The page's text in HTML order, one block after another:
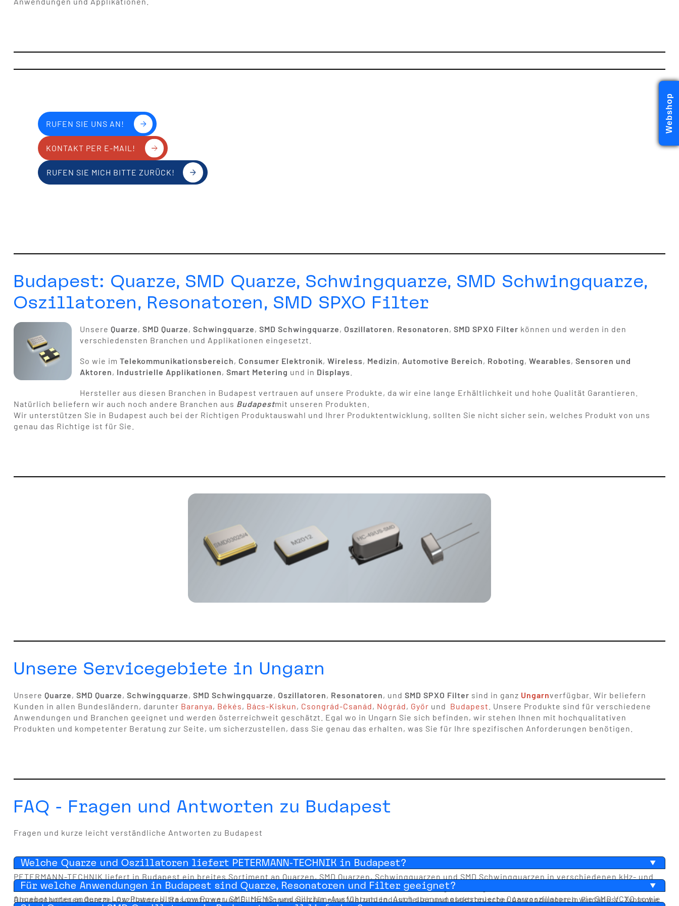
RUFEN SIE UNS AN!
KONTAKT PER E-MAIL!
RUFEN SIE MICH BITTE ZURÜCK!
Budapest: Quarze, SMD Quarze, Schwingquarze, SMD Schwingquarze,
Oszillatoren, Resonatoren, SMD SPXO Filter
UnsereQuarze,SMD Quarze,Schwingquarze,SMD Schwingquarze, Oszillatoren, Resonatoren,SMD SPXO Filter können und werden in den
verschiedensten Branchen und Applikationen eingesetzt.
So wie imTelekommunikationsbereich, Consumer Elektronik,Wireless, Medizin, Automotive Bereich, Roboting,Wearables,Sensoren und
Aktoren, Industrielle Applikationen,Smart Metering und in Displays
Hersteller aus diesen Branchen in Budapest vertrauen auf unsere Produkte, da wir eine lange Erhältlichkeit und hohe Qualität Garantieren.
Natürlich beliefern wir auch noch andere Branchen aus Budapestmit unseren Produkten.
Wir unterstützen Sie in Budapest auch bei der Richtigen Produktauswahl und Ihrer Produktentwicklung, sollten Sie nicht sicher sein, welches Produkt von uns
genau das Richtige ist für Sie.
Unsere Servicegebiete in Ungarn
Unsere Quarze, SMD Quarze, Schwingquarze, SMD Schwingquarze, Oszillatoren, Resonatoren, und SMD SPXO Filter sind in ganz Ungarnverfügbar. Wir beliefern
Kunden in allen Bundesländern, darunter Baranya, Békés, Bács-Kiskun, Csongrád-Csanád, Nógrád, Győr und Budapest . Unsere Produkte sind für verschiedene
Anwendungen und Branchen geeignet und werden österreichweit geschätzt. Egal wo in Ungarn Sie sich befinden, wir stehen Ihnen mit hochqualitativen
Produkten und kompetenter Beratung zur Seite, um sicherzustellen, dass Sie genau das erhalten, was Sie für Ihre spezifischen Anforderungen benötigen.
FAQ - Fragen und Antworten zu Budapest
Fragen und kurze leicht verständliche Antworten zu Budapest
Welche Quarze und Oszillatoren liefert PETERMANN-TECHNIK in Budapest?
PETERMANN-TECHNIK liefert in Budapest ein breites Sortiment an Quarzen, SMD Quarzen, Schwingquarzen und SMD Schwingquarzen in verschiedenen kHz- und
MHz-Bereichen. Zusätzlich sind Uhrenquarze und SMD Uhrenquarze für zahlreiche elektronische Anwendungen verfügbar. Im Bereich der Oszillatoren umfasst das
Angebot unter anderem Low Power, Ultra Low Power, SMD, MEMS- und Silizium-Ausführungen. Auch spannungsgesteuerte Quarzoszillatoren wie SMD VCXO sowie
Für welche Anwendungen in Budapest sind Quarze, Resonatoren und Filter geeignet?
Die angebotenen Quarze, Oszillatoren, Resonatoren und Filter eignen sich für eine Vielzahl industrieller und elektronischer Anwendungen in Budapest. Typische
Webshop